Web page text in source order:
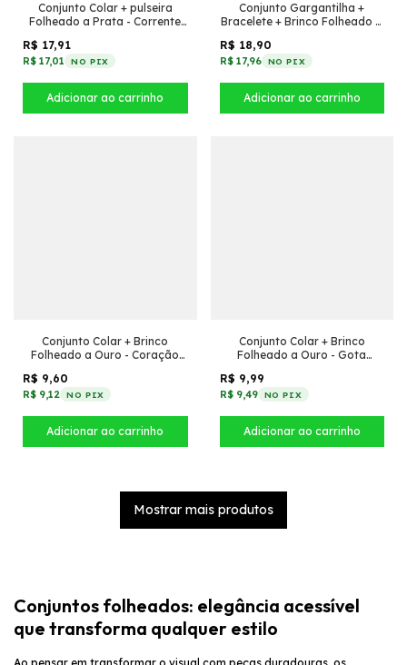
Conjunto Colar + pulseira
Folheado a Prata - Corrente
R$ 17,91
R$ 17,01 NO PIX
Conjunto Gargantilha +
Bracelete + Brinco Folheado a
R$ 18,90
R$ 17,96 NO PIX
Conjunto Colar + Brinco
Folheado a Ouro - Coração
R$ 9,60
R$ 9,12 NO PIX
Conjunto Colar + Brinco
Folheado a Ouro - Gota
R$ 9,99
R$ 9,49 NO PIX
Mostrar mais produtos
Conjuntos folheados: elegância acessível
que transforma qualquer estilo